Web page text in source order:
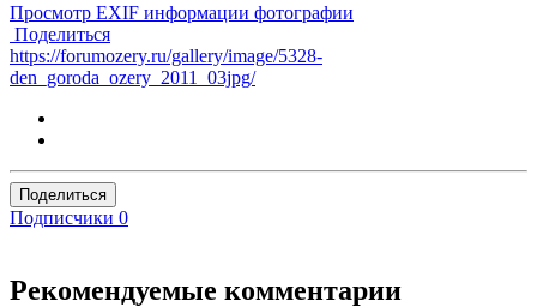
Просмотр EXIF информации фотографии
Поделиться
https://forumozery.ru/gallery/image/5328-
den_goroda_ozery_2011_03jpg/
Поделиться
Подписчики 0
Рекомендуемые комментарии